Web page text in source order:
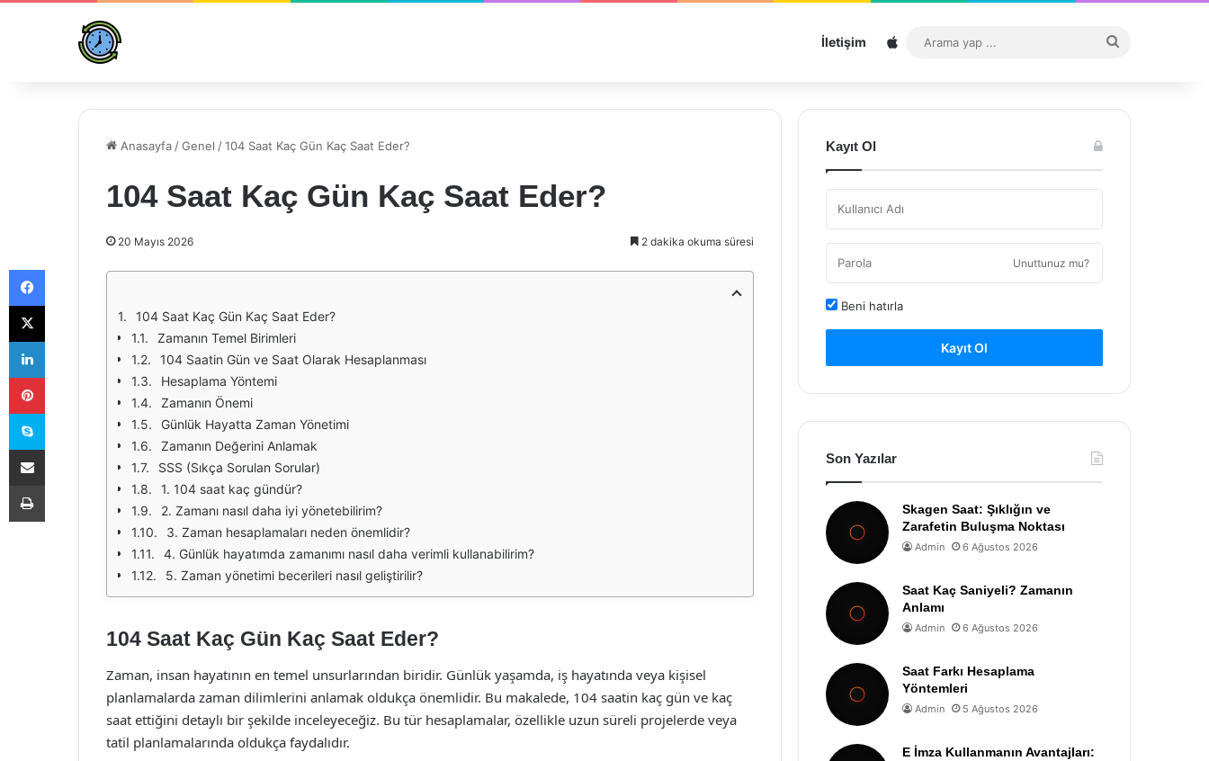
İletişim Sitemap
...
Anasayfa /Genel /104 Saat Kaç Gün Kaç Saat Eder?
104 Saat Kaç Gün Kaç Saat Eder?
20 Mayıs 2026 2 dakika okuma süresi
104 Saat Kaç Gün Kaç Saat Eder?
Zamanın Temel Birimleri
104 Saatin Gün ve Saat Olarak Hesaplanması
Hesaplama Yöntemi
Zamanın Önemi
Günlük Hayatta Zaman Yönetimi
Zamanın Değerini Anlamak
SSS (Sıkça Sorulan Sorular)
1. 104 saat kaç gündür?
2. Zamanı nasıl daha iyi yönetebilirim?
3. Zaman hesaplamaları neden önemlidir?
4. Günlük hayatımda zamanımı nasıl daha verimli kullanabilirim?
5. Zaman yönetimi becerileri nasıl geliştirilir?
104 Saat Kaç Gün Kaç Saat Eder?
Zaman, insan hayatının en temel unsurlarından biridir. Günlük yaşamda, iş hayatında veya kişisel
planlamalarda zaman dilimlerini anlamak oldukça önemlidir. Bu makalede, 104 saatin kaç gün ve kaç
saat ettiğini detaylı bir şekilde inceleyeceğiz. Bu tür hesaplamalar, özellikle uzun süreli projelerde veya
tatil planlamalarında oldukça faydalıdır.
Kayıt Ol
Unuttunuz mu?
Beni hatırla
Kayıt Ol
Son Yazılar
Skagen Saat: Şıklığın ve
Zarafetin Buluşma Noktası
Admin 6 Ağustos 2026
Saat Kaç Saniyeli? Zamanın
Anlamı
Admin 6 Ağustos 2026
Saat Farkı Hesaplama
Yöntemleri
Admin 5 Ağustos 2026
E İmza Kullanmanın Avantajları:
Facebook
X
LinkedIn
Pinterest
Skype
E-Posta ile paylaş